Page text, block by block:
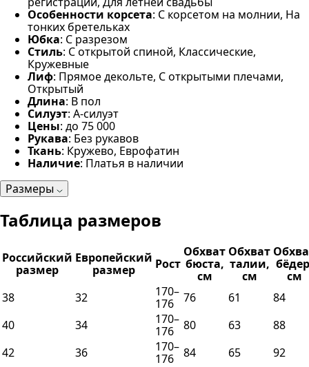
Особенности корсета: С корсетом на молнии, На
тонких бретельках
Юбка: С разрезом
Стиль: С открытой спиной, Классические,
Кружевные
Лиф: Прямое декольте, С открытыми плечами,
Открытый
Длина: В пол
Силуэт: А-силуэт
Цены: до 75 000
Рукава: Без рукавов
Ткань: Кружево, Еврофатин
Наличие: Платья в наличии
Размеры
Таблица размеров
Российский
размер
Европейский
размер
Рост
Обхват
бюста,
см
Обхват
талии,
см
см
38
32
170–
176
76 61
84
40
34
170–
176
80 63
88
42
36
170–
176
84 65
92